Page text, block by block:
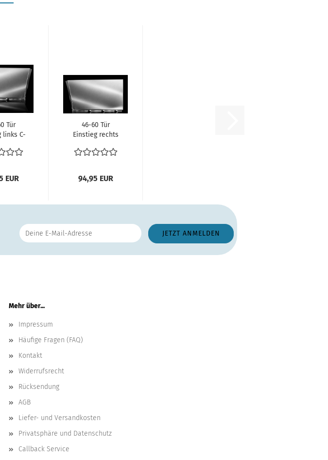
Tür
links C-
EUR
46-60 Tür
Einstieg rechts
Reparaturblech
94,95 EUR
Mehr über...
Impressum
Häufige Fragen (FAQ)
Kontakt
Widerrufsrecht
Rücksendung
AGB
Liefer- und Versandkosten
Privatsphäre und Datenschutz
Callback Service